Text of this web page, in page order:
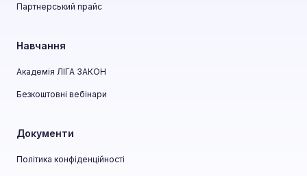
Партнерський прайс
Навчання
Академія ЛІГА ЗАКОН
Безкоштовні вебінари
Документи
Політика конфіденційності